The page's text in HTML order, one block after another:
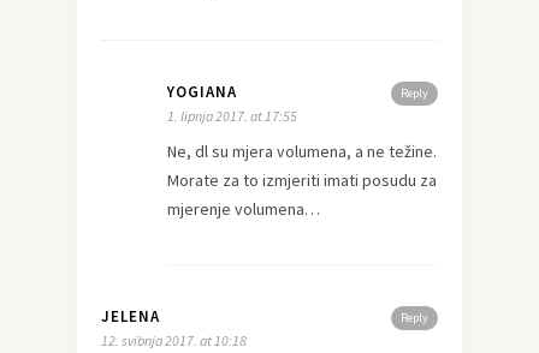
Reply
YOGIANA
1. lipnja 2017. at 17:55
Ne, dl su mjera volumena, a ne težine.
Morate za to izmjeriti imati posudu za
mjerenje volumena…
Reply
JELENA
12. svibnja 2017. at 10:18